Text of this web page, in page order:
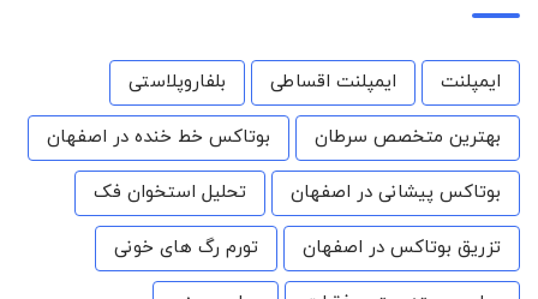
ایمپلنت ایمپلنت اقساطی بلفاروپلاستی
بهترین متخصص سرطان بوتاکس خط خنده در اصفهان
بوتاکس پیشانی در اصفهان تحلیل استخوان فک
تزریق بوتاکس در اصفهان تورم رگ های خونی